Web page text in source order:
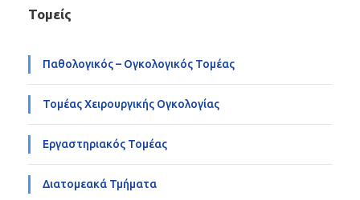
Τομείς
Παθολογικός – Ογκολογικός Τομέας
Τομέας Χειρουργικής Ογκολογίας
Εργαστηριακός Τομέας
Διατομεακά Τμήματα